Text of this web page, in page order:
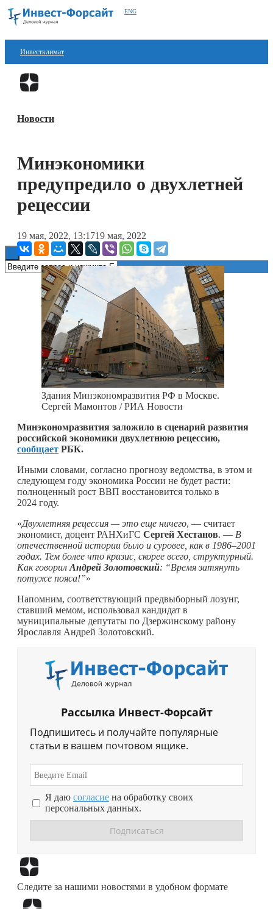
ENG
Инвестклимат
Финансы
Блокчейн
Новости
Минэкономики
предупредило о двухлетней
рецессии
19 мая, 2022, 13:1719 мая, 2022
Здания Минэкономразвития РФ в Москве.
Сергей Мамонтов / РИА Новости
Минэкономразвития заложило в сценарий развития
российской экономики двухлетнюю рецессию,
сообщает РБК.
Иными словами, согласно прогнозу ведомства, в этом и
следующем году экономика России не будет расти:
полноценный рост ВВП восстановится только в
2024 году.
«Двухлетняя рецессия — это еще ничего, — считает
экономист, доцент РАНХиГС Сергей Хестанов. — В
отечественной истории было и суровее, как в 1986–2001
годах. Тем более что кризис, скорее всего, структурный.
Как говорил Андрей Золотовский: “Время затянуть
потуже пояса!”»
Напомним, соответствующий предвыборный лозунг,
ставший мемом, использовал кандидат в
муниципальные депутаты по Дзержинскому району
Ярославля Андрей Золотовский.
Рассылка Инвест-Форсайт
Подпишитесь и получайте популярные
статьи в вашем почтовом ящике.
Я даю согласие на обработку своих
персональных данных.
Следите за нашими новостями в удобном формате